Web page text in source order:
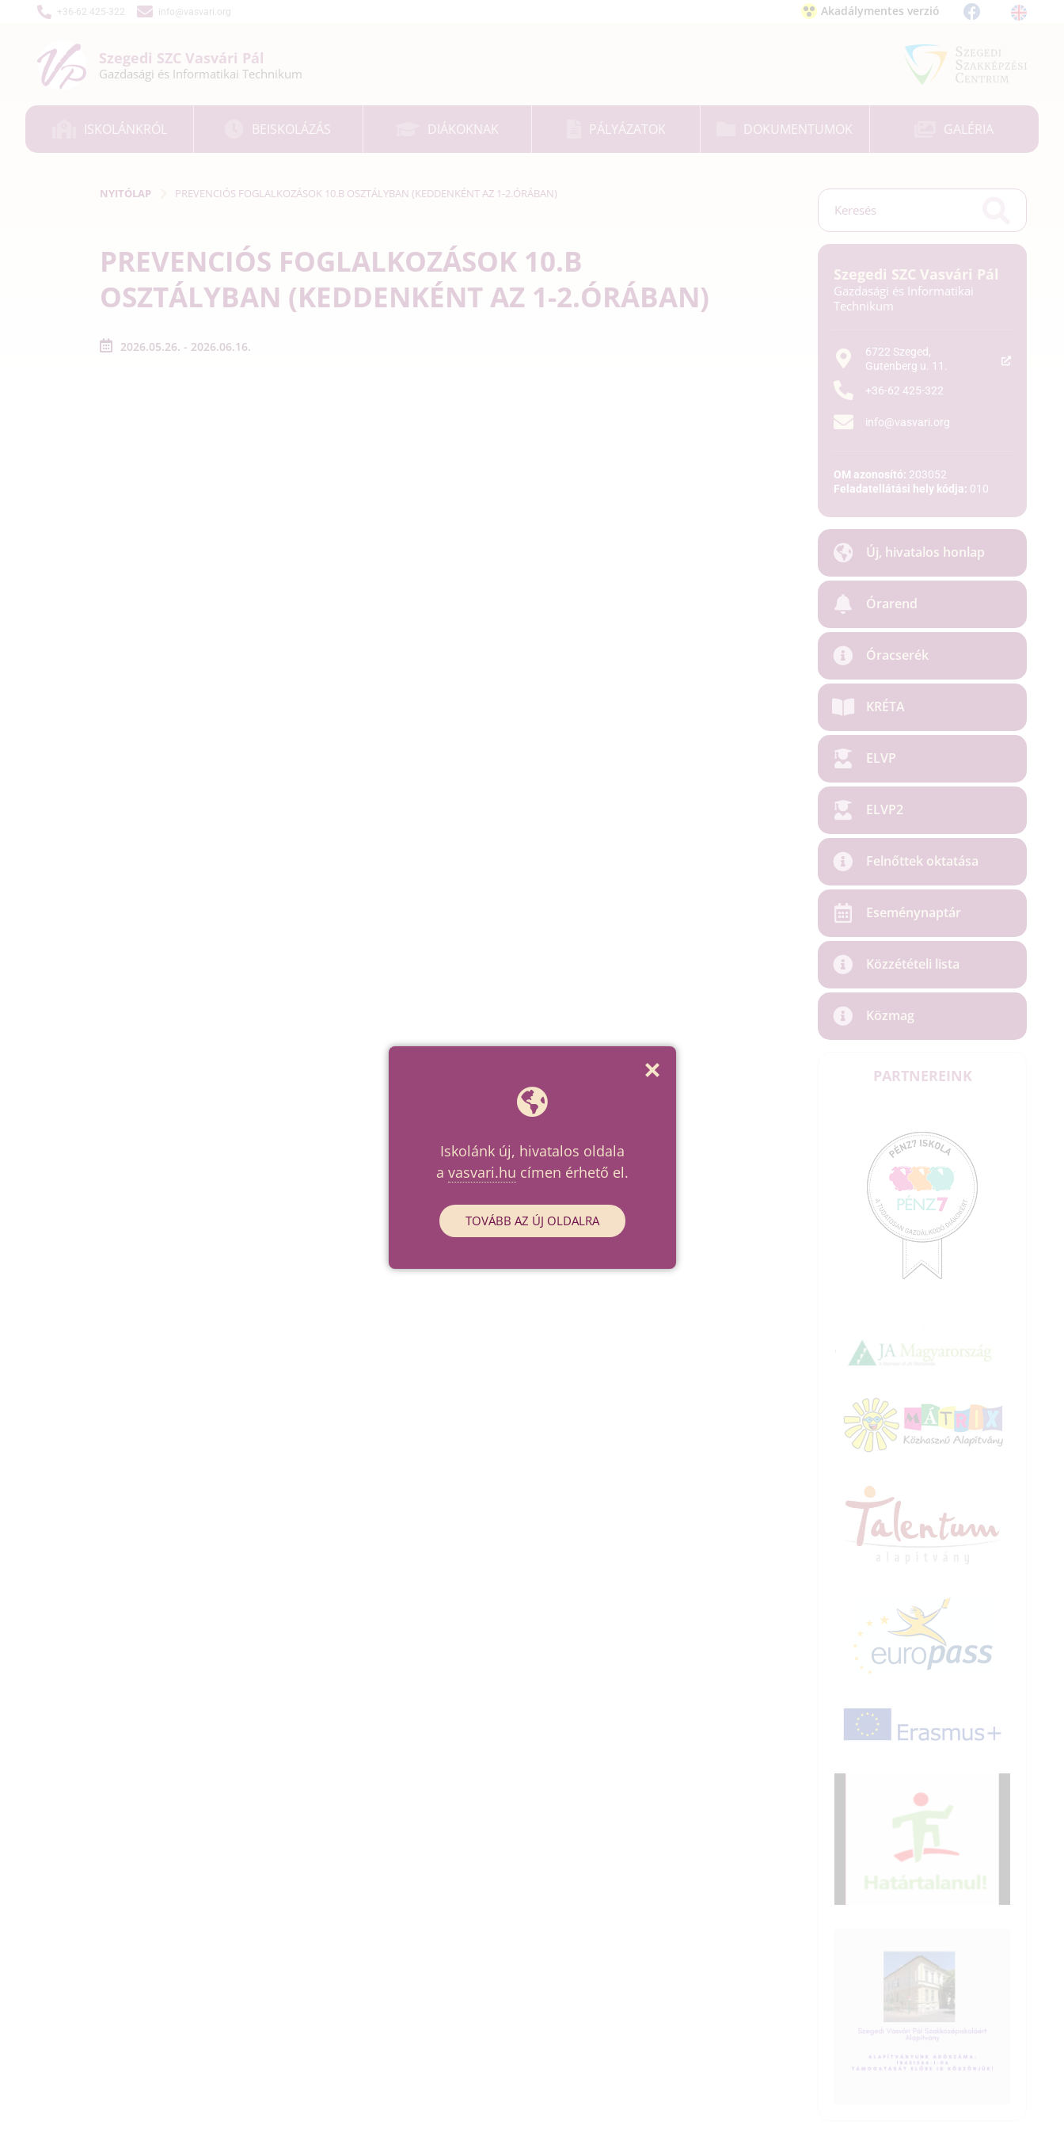
+36-62 425-322 info@vasvari.org Akadálymentes verzió
Szegedi SZC Vasvári Pál
Gazdasági és Informatikai Technikum
ISKOLÁNKRÓL BEISKOLÁZÁS DIÁKOKNAK PÁLYÁZATOK DOKUMENTUMOK GALÉRIA
NYITÓLAP PREVENCIÓS FOGLALKOZÁSOK 10.B OSZTÁLYBAN (KEDDENKÉNT AZ 1-2.ÓRÁBAN)
PREVENCIÓS FOGLALKOZÁSOK 10.B
OSZTÁLYBAN (KEDDENKÉNT AZ 1-2.ÓRÁBAN)
2026.05.26. - 2026.06.16.
Szegedi SZC Vasvári Pál
Gazdasági és Informatikai
Technikum
6722 Szeged,
Gutenberg u. 11.
+36-62 425-322
info@vasvari.org
OM azonosító: 203052
Feladatellátási hely kódja: 010
Új, hivatalos honlap
Órarend
Óracserék
KRÉTA
ELVP
ELVP2
Felnőttek oktatása
Eseménynaptár
Közzétételi lista
Közmag
PARTNEREINK
Iskolánk új, hivatalos oldala
a vasvari.hu címen érhető el.
TOVÁBB AZ ÚJ OLDALRA